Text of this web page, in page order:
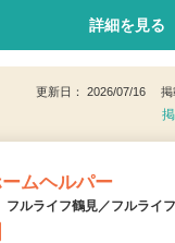
詳細を見る
更新日： 2026/07/16 掲
ムヘルパー
ルライフ鶴見／フルライフ